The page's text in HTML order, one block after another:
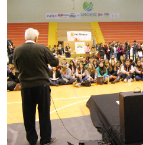
CPA
Biblioteca
Editora